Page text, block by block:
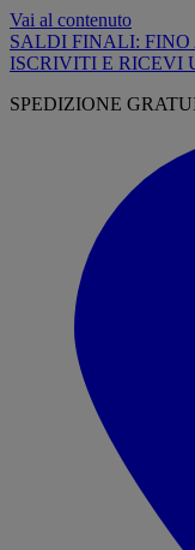
Vai al contenuto
SALDI FINALI: FINO
ISCRIVITI E RICEVI
SPEDIZIONE